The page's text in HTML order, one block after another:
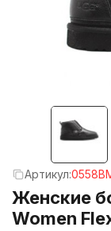
Артикул:
Женские
Women